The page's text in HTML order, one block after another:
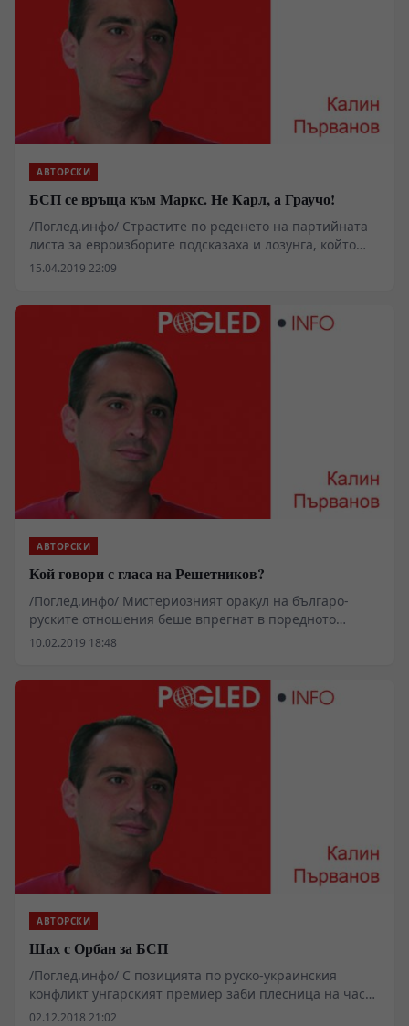
АВТОРСКИ
БСП се връща към Маркс. Не Карл, а Граучо!
/Поглед.инфо/ Страстите по реденето на партийната
листа за евроизборите подсказаха и лозунга, който
най-много ще отива на партията в предстоящите
15.04.2019 22:09
АВТОРСКИ
Кой говори с гласа на Решетников?
/Поглед.инфо/ Мистериозният оракул на българо-
руските отношения беше впрегнат в поредното
активно мероприятие на ГЕРБ в мазната им борба
против да си разменя къси пасове с българските
10.02.2019 18:48
АВТОРСКИ
Шах с Орбан за БСП
/Поглед.инфо/ С позицията по руско-украинския
конфликт унгарският премиер заби плесница на част
от българските си фенове и особено на онези, които
02.12.2018 21:02